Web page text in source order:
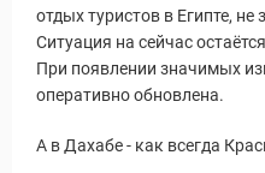
отдых туристов в Египте,
Ситуация на сейчас
При появлении значимых
оперативно обновлена.
А в Дахабе - как всегда